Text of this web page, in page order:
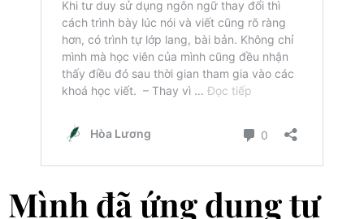
Mình đã ứng dụng tư